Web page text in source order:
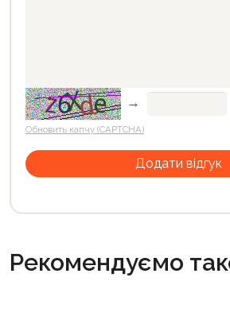
→
Обновить капчу (CAPTCHA)
Рекомендуємо